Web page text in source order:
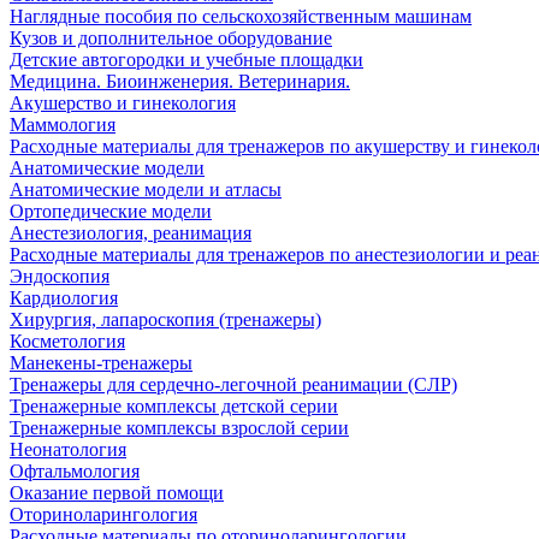
Наглядные пособия по сельскохозяйственным машинам
Кузов и дополнительное оборудование
Детские автогородки и учебные площадки
Медицина. Биоинженерия. Ветеринария.
Акушерство и гинекология
Маммология
Расходные материалы для тренажеров по акушерству и
Анатомические модели
Анатомические модели и атласы
Ортопедические модели
Анестезиология, реанимация
Расходные материалы для тренажеров по анестезиологии и
Эндоскопия
Кардиология
Хирургия, лапароскопия (тренажеры)
Косметология
Манекены-тренажеры
Тренажеры для сердечно-легочной реанимации (СЛР)
Тренажерные комплексы детской серии
Тренажерные комплексы взрослой серии
Неонатология
Офтальмология
Оказание первой помощи
Оториноларингология